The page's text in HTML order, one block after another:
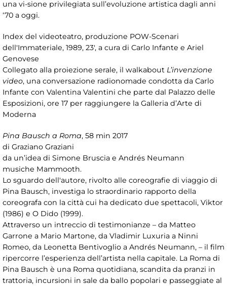
una vi-sione privilegiata sull’evoluzione artistica dagli anni
‘70 a oggi.
Index del videoteatro, produzione POW-Scenari
dell'Immateriale, 1989, 23', a cura di Carlo Infante e Ariel
Genovese
Collegato alla proiezione serale, il walkabout L’invenzione
video, una conversazione radionomade condotta da Carlo
Infante con Valentina Valentini che parte dal Palazzo delle
Esposizioni, ore 17 per raggiungere la Galleria d’Arte di
Moderna
Pina Bausch a Roma, 58 min 2017
di Graziano Graziani
da un’idea di Simone Bruscia e Andrés Neumann
musiche Mammooth.
Lo sguardo dell'autore, rivolto alle coreografie di viaggio di
Pina Bausch, investiga lo straordinario rapporto della
coreografa con la città cui ha dedicato due spettacoli, Viktor
(1986) e O Dido (1999).
Attraverso un intreccio di testimonianze – da Matteo
Garrone a Mario Martone, da Vladimir Luxuria a Ninni
Romeo, da Leonetta Bentivoglio a Andrés Neumann, – il film
ripercorre l’esperienza dell’artista nella capitale. La Roma di
Pina Bausch è una Roma quotidiana, scandita da pranzi in
trattoria, incursioni in sale da ballo popolari e passeggiate al